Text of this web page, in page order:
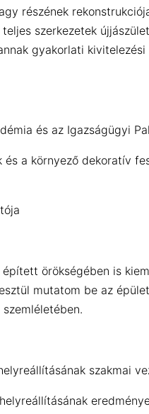
részének
szerkezetek
gyakorlati
és az Igazságügyi
a környező dekoratív
örökségében is
mutatom be az
szakmai